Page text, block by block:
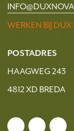
WERKEN BIJ
POSTADRES
HAAGWEG 243
4812 XD BREDA